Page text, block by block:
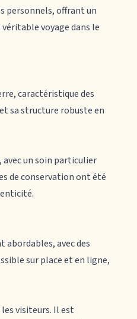
personnels, offrant un
voyage dans le
caractéristique des
sa structure robuste en
un soin particulier
de conservation ont été
abordables, avec des
sur place et en ligne,
les visiteurs. Il est